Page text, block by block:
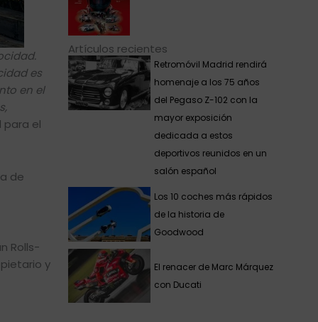
es
en el
para el
de
Rolls-
y
Artículos recientes
Retromóvil Madrid rendirá
homenaje a los 75 años
del Pegaso Z-102 con la
mayor exposición
dedicada a estos
deportivos reunidos en un
salón español
Los 10 coches más rápidos
de la historia de
Goodwood
El renacer de Marc Márquez
con Ducati